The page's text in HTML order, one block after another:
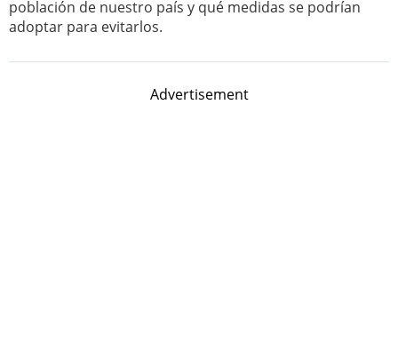
población de nuestro país y qué medidas se podrían
adoptar para evitarlos.
Advertisement